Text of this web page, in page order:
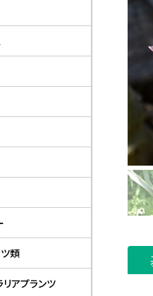
ツ類
リアプランツ